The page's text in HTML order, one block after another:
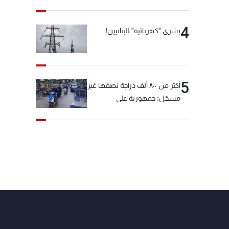
4بشرى "كهربائية" للبنانيين!
5
أكثر من ٨٠٠ ألف دراجة نصفها غير
مسجّل: جمهورية على